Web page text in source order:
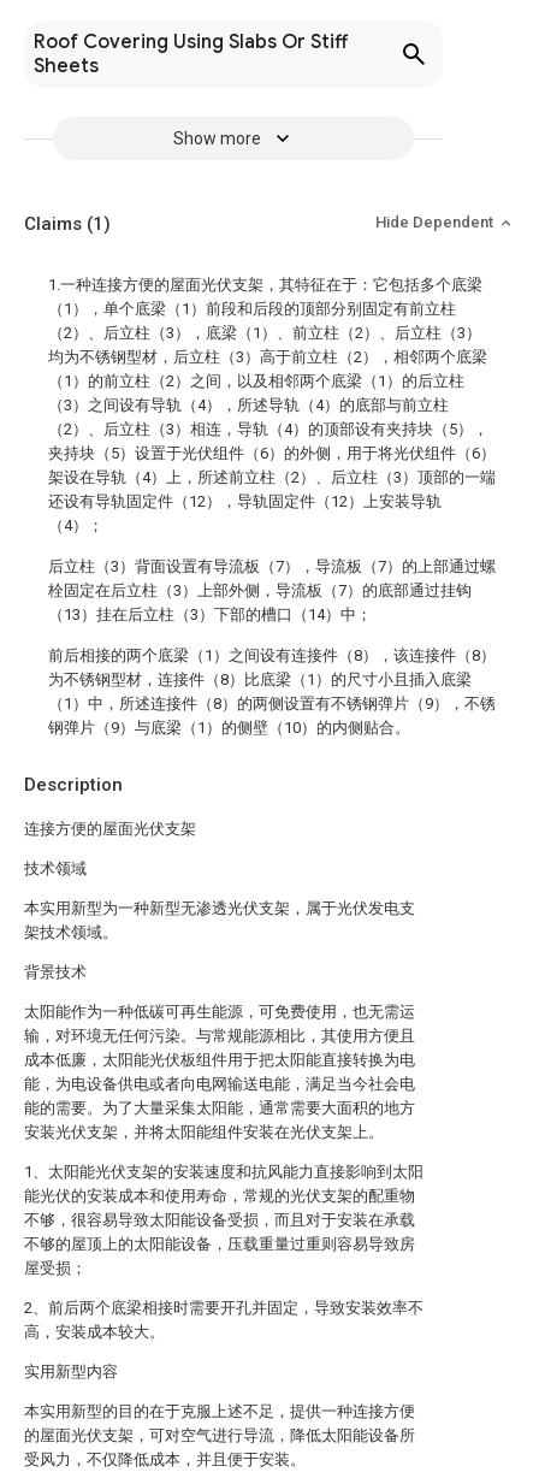
Roof Covering Using Slabs Or Stiff
Sheets
Show more
Description
连接方便的屋面光伏支架
技术领域
本实用新型为一种新型无渗透光伏支架，属于光伏发电支
架技术领域。
背景技术
太阳能作为一种低碳可再生能源，可免费使用，也无需运
输，对环境无任何污染。与常规能源相比，其使用方便且
成本低廉，太阳能光伏板组件用于把太阳能直接转换为电
能，为电设备供电或者向电网输送电能，满足当今社会电
能的需要。为了大量采集太阳能，通常需要大面积的地方
安装光伏支架，并将太阳能组件安装在光伏支架上。
1、太阳能光伏支架的安装速度和抗风能力直接影响到太阳
能光伏的安装成本和使用寿命，常规的光伏支架的配重物
不够，很容易导致太阳能设备受损，而且对于安装在承载
不够的屋顶上的太阳能设备，压载重量过重则容易导致房
屋受损；
2、前后两个底梁相接时需要开孔并固定，导致安装效率不
高，安装成本较大。
实用新型内容
本实用新型的目的在于克服上述不足，提供一种连接方便
的屋面光伏支架，可对空气进行导流，降低太阳能设备所
受风力，不仅降低成本，并且便于安装。
Claims (1) Hide Dependent
1.一种连接方便的屋面光伏支架，其特征在于：它包括多个底梁
（1），单个底梁（1）前段和后段的顶部分别固定有前立柱
（2）、后立柱（3），底梁（1）、前立柱（2）、后立柱（3）
均为不锈钢型材，后立柱（3）高于前立柱（2），相邻两个底梁
（1）的前立柱（2）之间，以及相邻两个底梁（1）的后立柱
（3）之间设有导轨（4），所述导轨（4）的底部与前立柱
（2）、后立柱（3）相连，导轨（4）的顶部设有夹持块（5），
夹持块（5）设置于光伏组件（6）的外侧，用于将光伏组件（6）
架设在导轨（4）上，所述前立柱（2）、后立柱（3）顶部的一端
还设有导轨固定件（12），导轨固定件（12）上安装导轨
（4）；
后立柱（3）背面设置有导流板（7），导流板（7）的上部通过螺
栓固定在后立柱（3）上部外侧，导流板（7）的底部通过挂钩
（13）挂在后立柱（3）下部的槽口（14）中；
前后相接的两个底梁（1）之间设有连接件（8），该连接件（8）
为不锈钢型材，连接件（8）比底梁（1）的尺寸小且插入底梁
（1）中，所述连接件（8）的两侧设置有不锈钢弹片（9），不锈
钢弹片（9）与底梁（1）的侧壁（10）的内侧贴合。